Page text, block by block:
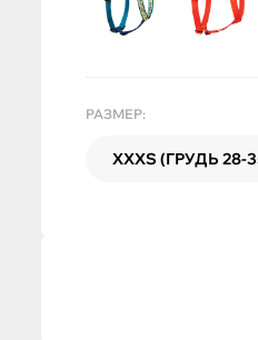
РАЗМЕР:
XXXS (ГРУДЬ 28-